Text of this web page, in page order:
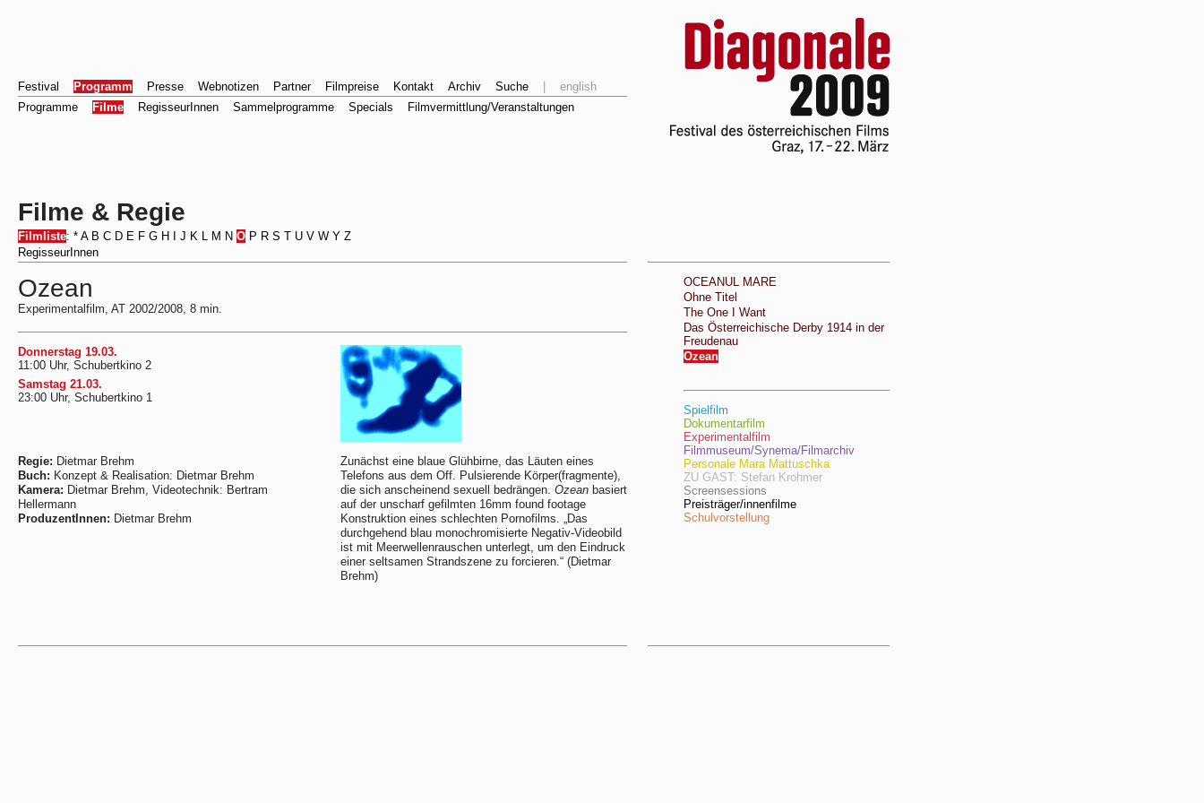
Festival Programm Presse Webnotizen Partner Filmpreise Kontakt Archiv Suche
english
Programme
Filme RegisseurInnen Sammelprogramme Specials Filmvermittlung/Veranstaltungen
Filme & Regie
Filmliste: * A B C D E F G H J K L M N O P R S T U V W Y Z
RegisseurInnen
Ozean
Experimentalfilm, AT 2002/2008, 8 min.
Donnerstag 19.03.
11:00 Uhr, Schubertkino 2
Samstag 21.03.
23:00 Uhr, Schubertkino 1
Regie: Dietmar Brehm
Buch: Konzept & Realisation: Dietmar Brehm
Kamera: Dietmar Brehm, Videotechnik: Bertram
Hellermann
ProduzentInnen: Dietmar Brehm
Zunächst eine blaue Glühbirne, das Läuten eines
Telefons aus dem Off. Pulsierende Körper(fragmente),
die sich anscheinend sexuell bedrängen. Ozean basiert
auf der unscharf gefilmten 16mm found footage
Konstruktion eines schlechten Pornofilms. „Das
durchgehend blau monochromisierte Negativ-Videobild
ist mit Meerwellenrauschen unterlegt, um den Eindruck
einer seltsamen Strandszene zu forcieren.“ (Dietmar
Brehm)
OCEANUL MARE
Ohne Titel
The One I Want
Das Österreichische Derby 1914 in der
Freudenau
Ozean
Spielfilm
Dokumentarfilm
Experimentalfilm
Filmmuseum/Synema/Filmarchiv
Personale Mara Mattuschka
ZU GAST: Stefan Krohmer
Screensessions
Preisträger/innenfilme
Schulvorstellung